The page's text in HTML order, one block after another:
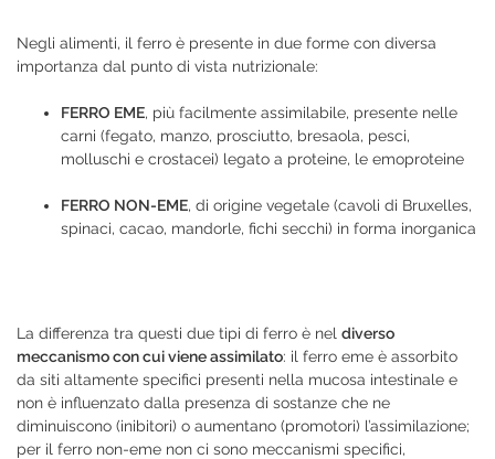
Negli alimenti, il ferro è presente in due forme con diversa
importanza dal punto di vista nutrizionale:
FERRO EME, più facilmente assimilabile, presente nelle
carni (fegato, manzo, prosciutto, bresaola, pesci,
molluschi e crostacei) legato a proteine, le emoproteine
FERRO NON-EME, di origine vegetale (cavoli di Bruxelles,
spinaci, cacao, mandorle, fichi secchi) in forma inorganica
La differenza tra questi due tipi di ferro è nel diverso
meccanismo con cui viene assimilato: il ferro eme è assorbito
da siti altamente specifici presenti nella mucosa intestinale e
non è influenzato dalla presenza di sostanze che ne
diminuiscono (inibitori) o aumentano (promotori) l’assimilazione;
per il ferro non-eme non ci sono meccanismi specifici,